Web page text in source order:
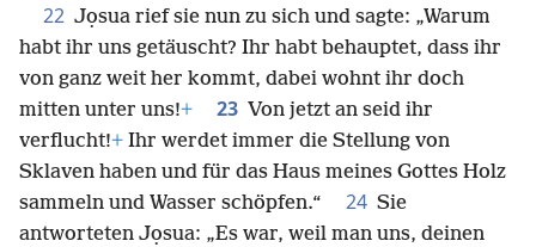
22 Jọsua rief sie nun zu sich und sagte: „Warum
habt ihr uns getäuscht? Ihr habt behauptet, dass ihr
von ganz weit her kommt, dabei wohnt ihr doch
mitten unter uns!+ 23 Von jetzt an seid ihr
verflucht!+ Ihr werdet immer die Stellung von
Sklaven haben und für das Haus meines Gottes Holz
sammeln und Wasser schöpfen.“
24 Sie
antworteten Jọsua: „Es war, weil man uns, deinen